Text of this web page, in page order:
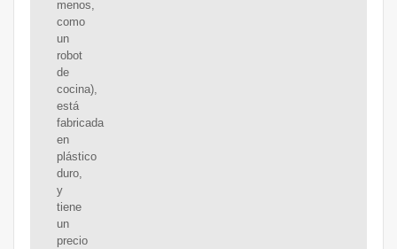
menos,
como
un
robot
de
cocina),
está
fabricada
en
plástico
duro,
y
tiene
un
precio